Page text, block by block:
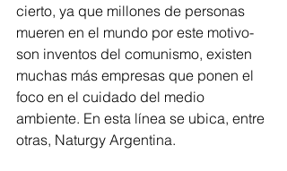
cierto, ya que millones de personas
mueren en el mundo por este motivo-
son inventos del comunismo, existen
muchas más empresas que ponen el
foco en el cuidado del medio
ambiente. En esta línea se ubica, entre
otras, Naturgy Argentina.